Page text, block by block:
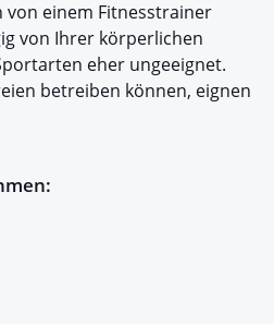
von einem Fitnesstrainer
von Ihrer körperlichen
eher ungeeignet.
betreiben können, eignen